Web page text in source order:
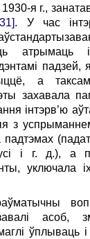
1930-я г.,
. У час
атрымаць
падзей,
а
захавала
інтэрв’ю
з
і г. д.), а
уключала
асоб,
ўплываць